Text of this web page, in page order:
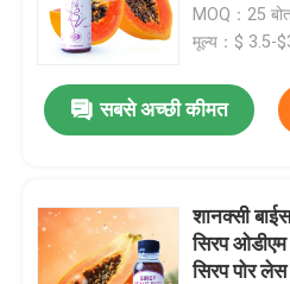
सिरप ड्रीम
MOQ：25
मूल्य：$ 3.5-
सबसे अच्छी कीमत
शानक्सी
सिरप ओडीएम
सिरप पोर